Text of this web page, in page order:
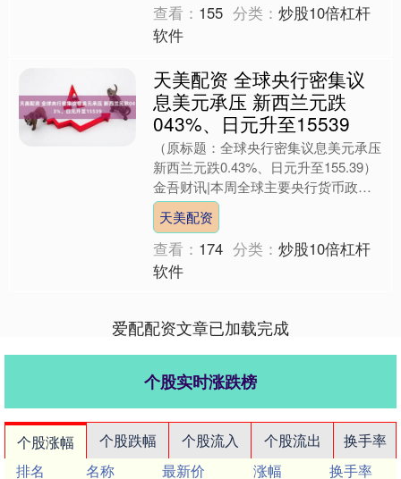
查看： 155 分类：炒股10倍杠杆
软件
天美配资 全球央行密集议
息美元承压 新西兰元跌
043%、日元升至15539
（原标题：全球央行密集议息美元承压
新西兰元跌0.43%、日元升至155.39）
金吾财讯|本周全球主要央行货币政策
会议密集召开，外汇市场呈现分化格
局。美元指数....
天美配资
查看： 174 分类：炒股10倍杠杆
软件
爱配配资文章已加载完成
个股实时涨跌榜
个股涨幅 个股跌幅 个股流入 个股流出
换手率
排名
名称 最新价 涨幅
换手率